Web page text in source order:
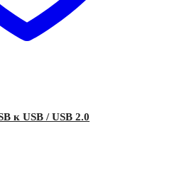
к USB / USB 2.0